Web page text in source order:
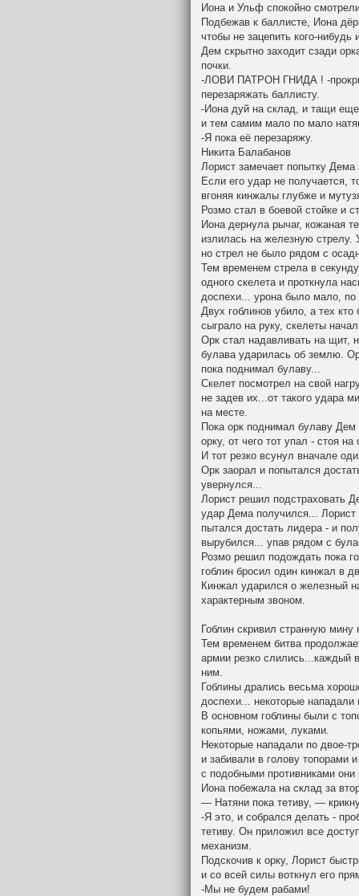
Иона и Ульф спокойно
Подбежав к баллисте, Иона
чтобы не зацепить кого-нибудь
Дем скрытно заходит сзади
почки.
-ЛОВИ ПАТРОН ГНИДА ! -
перезаряжать баллисту.
-Иона дуй на склад, и тащи
и тем самим мало по мало
-Я пока её перезаряжу.
Никита Балабанов
Лорист замечает попытку Дема
Если его удар не получается,
вгоняя кинжалы глубже и
Розмо стал в боевой стойке и
Иона дернула рычаг, кожаная
излилась на железную
но стрел не было рядом с
Тем временем стрела в
одного скелета и проткнула
доспехи... урона было мало,
Двух гоблинов убило, а тех
сыграло на руку, скелеты
Орк стал надавливать на щит,
булава ударилась об землю.
пока поднимал булаву...
Скелет посмотрел на свой
не задев их...от такого удара
на месте.
Пока орк поднимал булаву
орку, от чего тот упал - стоя на
И тот резко всунул вначале
Орк заорал и попытался
увернулся...
Лорист решил подстраховать
удар Дема получился... Лорист
пытался достать лидера - и
вырубился... упав рядом с
Розмо решил подождать пока
гоблин бросил один кинжал в
Кинжал ударился о железный
характерным звоном.
Гоблин скривил странную мину
Тем временем битва
армии резко слились...каждый
ним.
Гоблины дрались весьма
доспехи... некоторые нападали
В основном гоблины были с
копьями, ножами, луками.
Некоторые нападали по двое-
и забивали в голову топорами
с подобными противниками они
Иона побежала на склад за
— Натяни пока тетиву, —
-Я это, и собрался делать -
тетиву. Он приложил все
механизм.
Подскочив к орку, Лорист
и со всей силы воткнул его
-Мы не будем рабами!